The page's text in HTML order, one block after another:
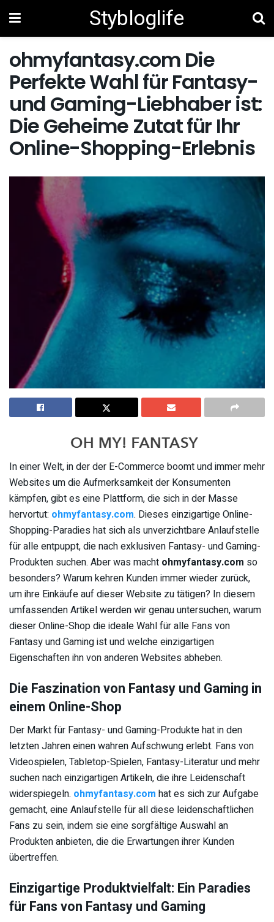
Stybloglife
ohmyfantasy.com Die
Perfekte Wahl für Fantasy-
und Gaming-Liebhaber ist:
Die Geheime Zutat für Ihr
Online-Shopping-Erlebnis
In einer Welt, in der der E-Commerce boomt und immer mehr
Websites um die Aufmerksamkeit der Konsumenten
kämpfen, gibt es eine Plattform, die sich in der Masse
hervortut: ohmyfantasy.com. Dieses einzigartige Online-
Shopping-Paradies hat sich als unverzichtbare Anlaufstelle
für alle entpuppt, die nach exklusiven Fantasy- und Gaming-
Produkten suchen. Aber was macht ohmyfantasy.com so
besonders? Warum kehren Kunden immer wieder zurück,
um ihre Einkäufe auf dieser Website zu tätigen? In diesem
umfassenden Artikel werden wir genau untersuchen, warum
dieser Online-Shop die ideale Wahl für alle Fans von
Fantasy und Gaming ist und welche einzigartigen
Eigenschaften ihn von anderen Websites abheben.
Die Faszination von Fantasy und Gaming in
einem Online-Shop
Der Markt für Fantasy- und Gaming-Produkte hat in den
letzten Jahren einen wahren Aufschwung erlebt. Fans von
Videospielen, Tabletop-Spielen, Fantasy-Literatur und mehr
suchen nach einzigartigen Artikeln, die ihre Leidenschaft
widerspiegeln. ohmyfantasy.com hat es sich zur Aufgabe
gemacht, eine Anlaufstelle für all diese leidenschaftlichen
Fans zu sein, indem sie eine sorgfältige Auswahl an
Produkten anbieten, die die Erwartungen ihrer Kunden
übertreffen.
Einzigartige Produktvielfalt: Ein Paradies
für Fans von Fantasy und Gaming